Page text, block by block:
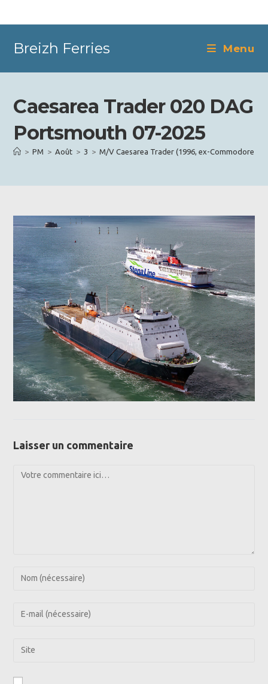
Breizh Ferries Menu
Caesarea Trader 020 DAG
Portsmouth 07-2025
> PM > Août > 3 > M/V Caesarea Trader (1996, ex-Commodore
Laisser un commentaire
Comment
Enter
Enter
address
Saisir
de